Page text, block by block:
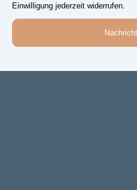
Einwilligung jederzeit widerrufen.